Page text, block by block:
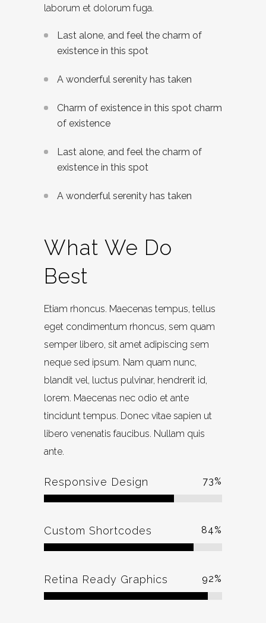
laborum et dolorum fuga.
Last alone, and feel the charm of
existence in this spot
A wonderful serenity has taken
Charm of existence in this spot charm
of existence
Last alone, and feel the charm of
existence in this spot
A wonderful serenity has taken
What We Do
Best
Etiam rhoncus. Maecenas tempus, tellus
eget condimentum rhoncus, sem quam
semper libero, sit amet adipiscing sem
neque sed ipsum. Nam quam nunc,
blandit vel, luctus pulvinar, hendrerit id,
lorem. Maecenas nec odio et ante
tincidunt tempus. Donec vitae sapien ut
libero venenatis faucibus. Nullam quis
ante.
Responsive Design 73%
Custom Shortcodes 84%
Retina Ready Graphics 92%